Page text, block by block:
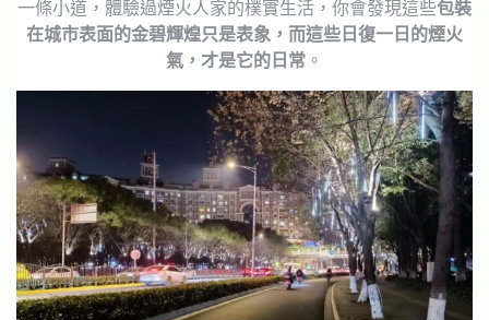
一條小道，體驗過煙火人家的樸實生活，你會發現這些包裝
在城市表面的金碧輝煌只是表象，而這些日復一日的煙火
氣，才是它的日常 。